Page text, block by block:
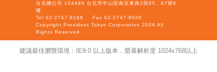
台北總公司 104489 台北市中山區南京東路2段85、87號8
樓
Tel 02-2747-8188
Fax 02-2747-8020
Copyright President Tokyo Corporation 2006 All
Rights Reserved
建議最佳瀏覽環境：IE9.0 以上版本．螢幕解析度 1024x768以上